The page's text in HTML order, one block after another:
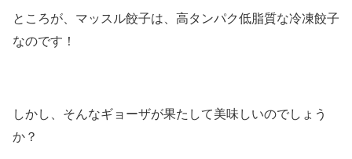
ところが、マッスル餃子は、高タンパク低脂質な冷凍餃子
なのです！
しかし、そんなギョーザが果たして美味しいのでしょう
か？